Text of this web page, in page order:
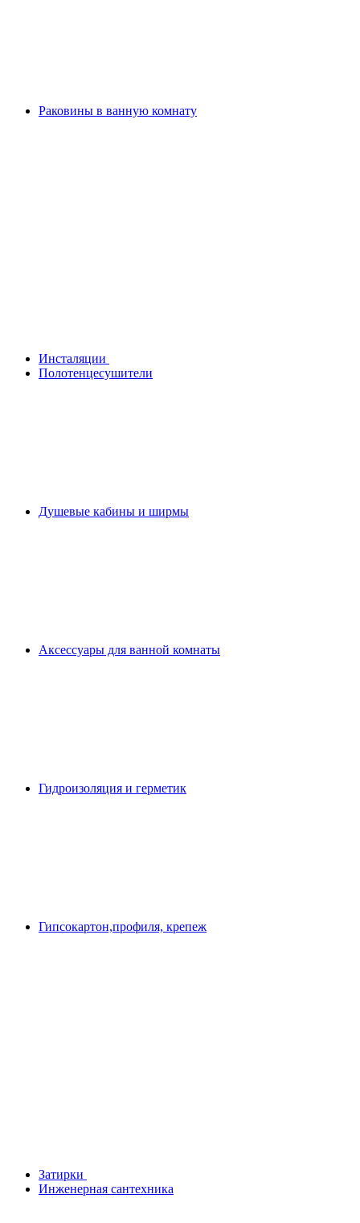
Раковины в ванную комнату
Инсталяции
Полотенцесушители
Душевые кабины и ширмы
Аксессуары для ванной комнаты
Гидроизоляция и герметик
Гипсокартон,профиля, крепеж
Затирки
Инженерная сантехника